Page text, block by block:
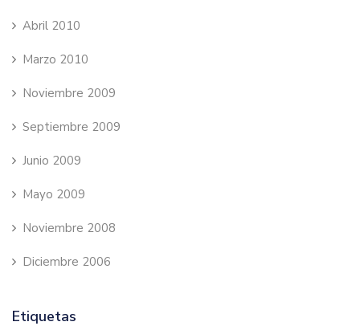
Abril 2010
Marzo 2010
Noviembre 2009
Septiembre 2009
Junio 2009
Mayo 2009
Noviembre 2008
Diciembre 2006
Etiquetas